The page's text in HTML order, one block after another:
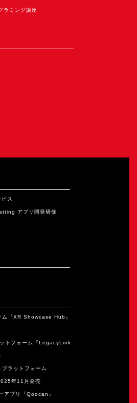
）に出展。
2026
に出展。
オンライン
ラミング講座
ス
アプリ開発研修
『XR Showcase Hub』
トフォーム『LegacyLink
プラットフォーム
年11月発売
アプリ『Qoocan』